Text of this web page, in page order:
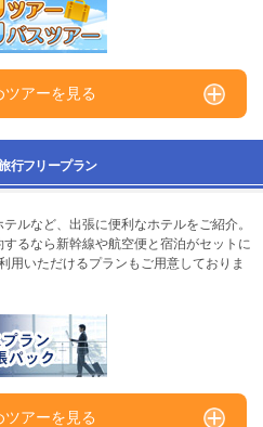
ツアーを見る
行フリープラン
ルなど、出張に便利なホテルをご紹介。
るなら新幹線や航空便と宿泊がセットに
用いただけるプランもご用意しておりま
ツアーを見る